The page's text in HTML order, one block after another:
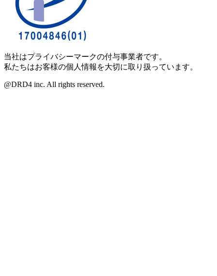
当社はプライバシーマークの付与事業者です。
私たちはお客様の個人情報を大切に取り扱っています。
@DRD4 inc. All rights reserved.